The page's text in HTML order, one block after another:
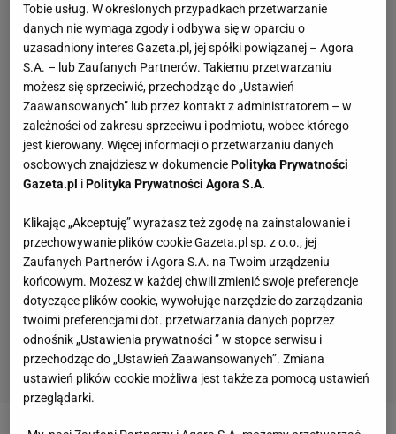
Tobie usług. W określonych przypadkach przetwarzanie
danych nie wymaga zgody i odbywa się w oparciu o
uzasadniony interes Gazeta.pl, jej spółki powiązanej – Agora
S.A. – lub Zaufanych Partnerów. Takiemu przetwarzaniu
możesz się sprzeciwić, przechodząc do „Ustawień
Zaawansowanych” lub przez kontakt z administratorem – w
zależności od zakresu sprzeciwu i podmiotu, wobec którego
jest kierowany. Więcej informacji o przetwarzaniu danych
osobowych znajdziesz w dokumenciePolityka Prywatności
Gazeta.pl iPolityka Prywatności Agora S.A.
Klikając „Akceptuję” wyrażasz też zgodę na zainstalowanie i
przechowywanie plików cookie Gazeta.pl sp. z o.o., jej
Zaufanych Partnerów i Agora S.A. na Twoim urządzeniu
końcowym. Możesz w każdej chwili zmienić swoje preferencje
dotyczące plików cookie, wywołując narzędzie do zarządzania
twoimi preferencjami dot. przetwarzania danych poprzez
odnośnik „Ustawienia prywatności ” w stopce serwisu i
przechodząc do „Ustawień Zaawansowanych”. Zmiana
ustawień plików cookie możliwa jest także za pomocą ustawień
przeglądarki.